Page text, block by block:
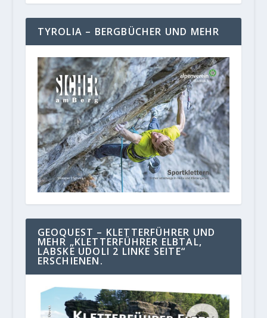
TYROLIA – BERGBÜCHER UND MEHR
GEOQUEST – KLETTERFÜHRER UND
MEHR „KLETTERFÜHRER ELBTAL,
LABSKE UDOLI 2 LINKE SEITE“
ERSCHIENEN.